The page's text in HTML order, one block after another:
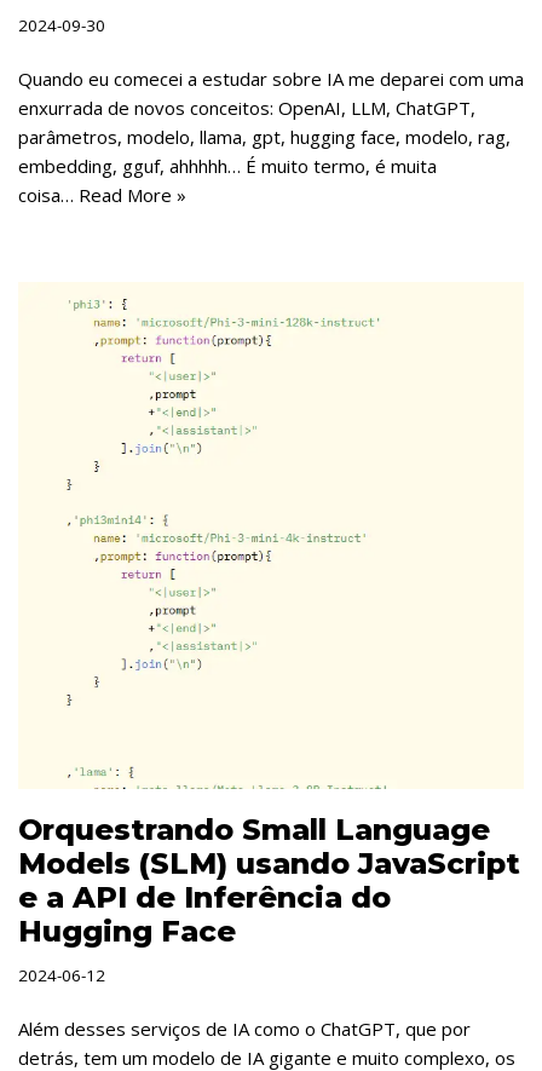
2024-09-30
Quando eu comecei a estudar sobre IA me deparei com uma
enxurrada de novos conceitos: OpenAI, LLM, ChatGPT,
parâmetros, modelo, llama, gpt, hugging face, modelo, rag,
embedding, gguf, ahhhhh… É muito termo, é muita
coisa… Read More »
Orquestrando Small Language
Models (SLM) usando JavaScript
e a API de Inferência do
Hugging Face
2024-06-12
Além desses serviços de IA como o ChatGPT, que por
detrás, tem um modelo de IA gigante e muito complexo, os